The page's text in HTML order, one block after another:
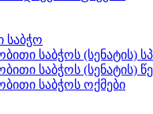
საბჭო
საბჭოს (სენატის)
საბჭოს (სენატის)
საბჭოს ოქმები